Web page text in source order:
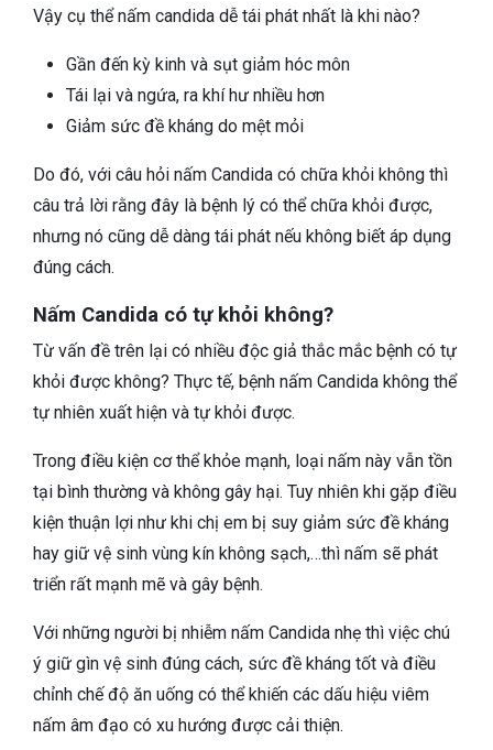
Vậy cụ thể nấm candida dễ tái phát nhất là khi nào?
Gần đến kỳ kinh và sụt giảm hóc môn
Tái lại và ngứa, ra khí hư nhiều hơn
Giảm sức đề kháng do mệt mỏi
Do đó, với câu hỏi nấm Candida có chữa khỏi không thì
câu trả lời rằng đây là bệnh lý có thể chữa khỏi được,
nhưng nó cũng dễ dàng tái phát nếu không biết áp dụng
đúng cách.
Nấm Candida có tự khỏi không?
Từ vấn đề trên lại có nhiều độc giả thắc mắc bệnh có tự
khỏi được không? Thực tế, bệnh nấm Candida không thể
tự nhiên xuất hiện và tự khỏi được.
Trong điều kiện cơ thể khỏe mạnh, loại nấm này vẫn tồn
tại bình thường và không gây hại. Tuy nhiên khi gặp điều
kiện thuận lợi như khi chị em bị suy giảm sức đề kháng
hay giữ vệ sinh vùng kín không sạch,…thì nấm sẽ phát
triển rất mạnh mẽ và gây bệnh.
Với những người bị nhiễm nấm Candida nhẹ thì việc chú
ý giữ gìn vệ sinh đúng cách, sức đề kháng tốt và điều
chỉnh chế độ ăn uống có thể khiến các dấu hiệu viêm
nấm âm đạo có xu hướng được cải thiện.